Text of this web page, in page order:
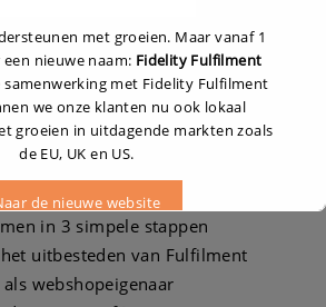
in 3 simpele stappen
uitbesteden van Fulfilment
webshopeigenaar
met groeien. Maar vanaf 1
nieuwe naam: Fidelity Fulfilment
samenwerking met Fidelity Fulfilment
we onze klanten nu ook lokaal
groeien in uitdagende markten zoals
de EU, UK en US.
de nieuwe website
sluiten in16seconden